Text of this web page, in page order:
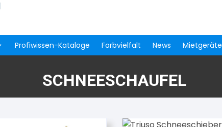
Profiwissen-Kataloge Farbvielfalt News Mietgeräte
SCHNEESCHAUFEL